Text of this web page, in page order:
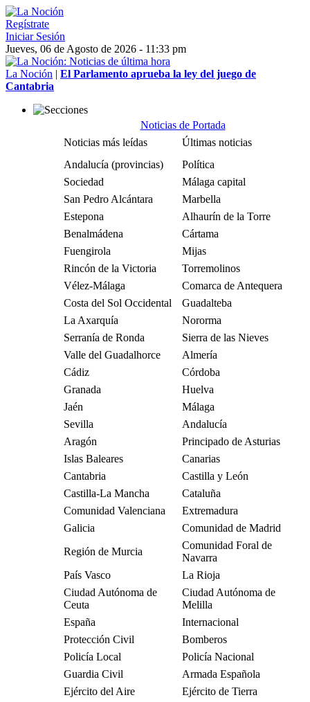
Regístrate
Iniciar Sesión
Jueves, 06 de Agosto de 2026 - 11:33 pm
La Noción | El Parlamento aprueba la ley del juego de
Cantabria
Noticias de Portada
Noticias más leídas
Últimas noticias
Andalucía (provincias)
Política
Sociedad
Málaga capital
San Pedro Alcántara
Marbella
Estepona
Alhaurín de la Torre
Benalmádena
Cártama
Fuengirola
Mijas
Rincón de la Victoria
Torremolinos
Vélez-Málaga
Comarca de Antequera
Costa del Sol Occidental
Guadalteba
La Axarquía
Nororma
Serranía de Ronda
Sierra de las Nieves
Valle del Guadalhorce
Almería
Cádiz
Córdoba
Granada
Huelva
Jaén
Málaga
Sevilla
Andalucía
Aragón
Principado de Asturias
Islas Baleares
Canarias
Cantabria
Castilla y León
Castilla-La Mancha
Cataluña
Comunidad Valenciana
Extremadura
Galicia
Comunidad de Madrid
Región de Murcia
Comunidad Foral de
Navarra
País Vasco
La Rioja
Ciudad Autónoma de
Ceuta
Ciudad Autónoma de
Melilla
España
Internacional
Protección Civil
Bomberos
Policía Local
Policía Nacional
Guardia Civil
Armada Española
Ejército del Aire
Ejército de Tierra